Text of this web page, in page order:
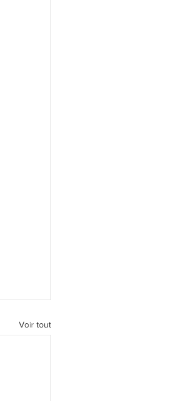
Voir tout